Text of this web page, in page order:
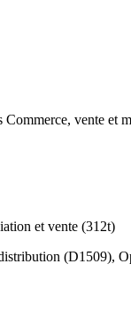
vente et
et vente (312t)
(D1509),